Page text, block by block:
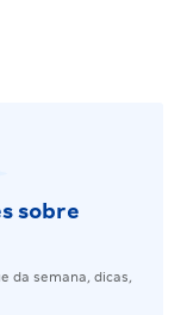
sobre
da semana, dicas,